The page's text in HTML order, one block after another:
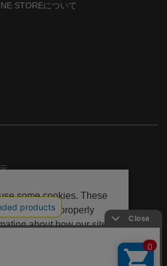
STOREについて
some cookies. These
site to work properly
about how our site